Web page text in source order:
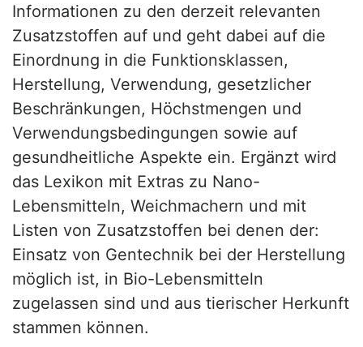
Informationen zu den derzeit relevanten
Zusatzstoffen auf und geht dabei auf die
Einordnung in die Funktionsklassen,
Herstellung, Verwendung, gesetzlicher
Beschränkungen, Höchstmengen und
Verwendungsbedingungen sowie auf
gesundheitliche Aspekte ein. Ergänzt wird
das Lexikon mit Extras zu Nano-
Lebensmitteln, Weichmachern und mit
Listen von Zusatzstoffen bei denen der:
Einsatz von Gentechnik bei der Herstellung
möglich ist, in Bio-Lebensmitteln
zugelassen sind und aus tierischer Herkunft
stammen können.